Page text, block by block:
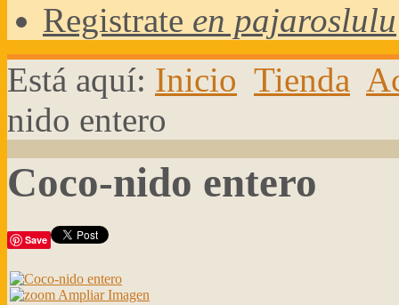
Registrate en pajaroslulu
Está aquí: Inicio Tienda
nido entero
Coco-nido entero
Save
Ampliar Imagen